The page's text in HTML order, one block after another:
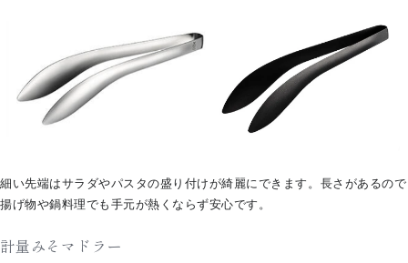
細い先端はサラダやパスタの盛り付けが綺麗にできます。長さがあるので
揚げ物や鍋料理でも手元が熱くならず安心です。
計量みそマドラー